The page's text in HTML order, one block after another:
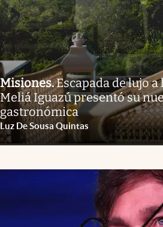
Misiones.Escapada de lujo
Meliá Iguazú presentó su
gastronómica
Luz De Sousa Quintas